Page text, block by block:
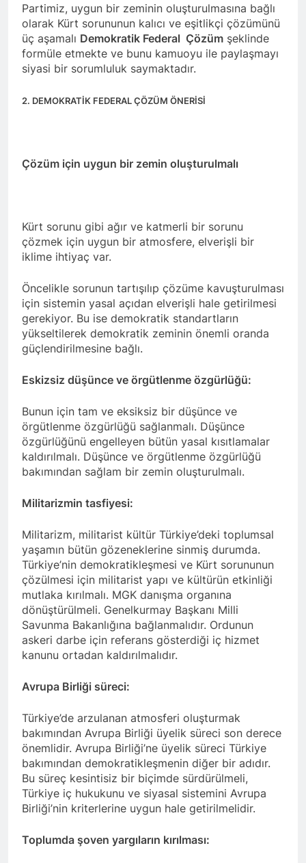
Şanda HAK-PARê ku ji Cîgirê
Serokê Partiya Maf û
Azadiyan Cihan Baykara û
nûnerê Herêma Federal a
Kurdistanê Mehmet Şirin
Timur pêk dihat, serdana
Partiya Demokrata
2 Yıl Ago
Fransa HAK-PAR Komitesi
Qasımlo’nun anma
Peyama Bîranina
teslim etmek yerine, kanla
bastırmayı seçen Kemalist
Zilan Deresi Katliamı
üzerinden 94 yıl geçti.
2 Yıl Ago
Alişer ve Zarife Xanım,
Özgürlük Mücadelemizde
EMEKÇİ VE EMEKLİNİN
YANINDAYIZ
2 Yıl Ago
Sivas Katliamının 31. yıl
dönümünde yaşamını
yitirenleri saygıyla
HAK-PAR BAŞKANLIK
KURULU TOPLANDI
Süleyman ATAY’ın
vasiyeti yerine getirildi.
2 Yıl Ago
HAK-PARê serdana
Pine Caffe kir
BİLDİRİSİ: Basına ve
kamuoyuna
2 Yıl Ago
HAK-PAR 10. OLAĞAN
KONGRESİ; Demokratik ve
sivil bir anayasayı birlikte
yapalım. HAK-PAR taraftır
ve üzerine düşeni yapmaya
hazırdır.
2 Yıl Ago
HAK-PAR GENEL BAŞKANI
DÜZGÜN KAPLAN’IN
10.KONGRE KONUŞMASI
2 Yıl Ago
HAK-PAR 10 KONGRE
KARARLARI
HAK-PAR Karakoçan ilçe
başkanı Zeki Sarı’nın amcası,
Parti Meclisi üyemiz
Siracettin Sarı ve HAK-PAR
Avrupa dayanışma derneği
üyesi Dirok Sarı’nın
amcaoğlu Av.Abdulkadir Sarı
İstanbul’da vefat etmişti.
2 Yıl Ago
KÜRT-KAV’ın Dersim’de
düzenlediği Dersim
Tertelesi’nin yıldünümünü
anma konferansına, çok
katıldı.
2 Yıl Ago
DERSİM’DE GERÇEKLEŞEN
87 YILDIR KANIYOR
2 Yıl Ago
Partimiz, uygun bir zeminin oluşturulmasına bağlı
olarak Kürt sorununun kalıcı ve eşitlikçi çözümünü
üç aşamalı Demokratik Federal Çözüm şeklinde
formüle etmekte ve bunu kamuoyu ile paylaşmayı
siyasi bir sorumluluk saymaktadır.
2. DEMOKRATİK FEDERAL ÇÖZÜM ÖNERİSİ
Çözüm için uygun bir zemin oluşturulmalı
Kürt sorunu gibi ağır ve katmerli bir sorunu
çözmek için uygun bir atmosfere, elverişli bir
iklime ihtiyaç var.
Öncelikle sorunun tartışılıp çözüme kavuşturulması
için sistemin yasal açıdan elverişli hale getirilmesi
gerekiyor. Bu ise demokratik standartların
yükseltilerek demokratik zeminin önemli oranda
güçlendirilmesine bağlı.
Eskizsiz düşünce ve örgütlenme özgürlüğü:
Bunun için tam ve eksiksiz bir düşünce ve
örgütlenme özgürlüğü sağlanmalı. Düşünce
özgürlüğünü engelleyen bütün yasal kısıtlamalar
kaldırılmalı. Düşünce ve örgütlenme özgürlüğü
bakımından sağlam bir zemin oluşturulmalı.
Militarizmin tasfiyesi:
Militarizm, militarist kültür Türkiye’deki toplumsal
yaşamın bütün gözeneklerine sinmiş durumda.
Türkiye’nin demokratikleşmesi ve Kürt sorununun
çözülmesi için militarist yapı ve kültürün etkinliği
mutlaka kırılmalı. MGK danışma organına
dönüştürülmeli. Genelkurmay Başkanı Milli
Savunma Bakanlığına bağlanmalıdır. Ordunun
askeri darbe için referans gösterdiği iç hizmet
kanunu ortadan kaldırılmalıdır.
Avrupa Birliği süreci:
Türkiye’de arzulanan atmosferi oluşturmak
bakımından Avrupa Birliği üyelik süreci son derece
önemlidir. Avrupa Birliği’ne üyelik süreci Türkiye
bakımından demokratikleşmenin diğer bir adıdır.
Bu süreç kesintisiz bir biçimde sürdürülmeli,
Türkiye iç hukukunu ve siyasal sistemini Avrupa
Birliği’nin kriterlerine uygun hale getirilmelidir.
Toplumda şoven yargıların kırılması: